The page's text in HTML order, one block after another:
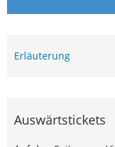
Erläuterung
Auswärtstickets